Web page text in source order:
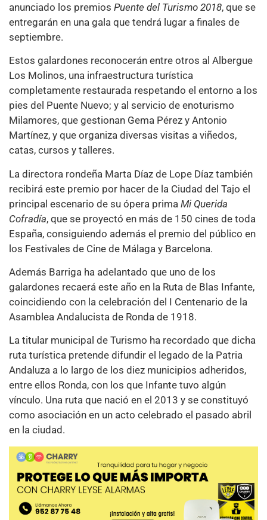
anunciado los premios Puente del Turismo 2018, que se
entregarán en una gala que tendrá lugar a finales de
septiembre.
Estos galardones reconocerán entre otros al Albergue
Los Molinos, una infraestructura turística
completamente restaurada respetando el entorno a los
pies del Puente Nuevo; y al servicio de enoturismo
Milamores, que gestionan Gema Pérez y Antonio
Martínez, y que organiza diversas visitas a viñedos,
catas, cursos y talleres.
La directora rondeña Marta Díaz de Lope Díaz también
recibirá este premio por hacer de la Ciudad del Tajo el
principal escenario de su ópera prima Mi Querida
Cofradía, que se proyectó en más de 150 cines de toda
España, consiguiendo además el premio del público en
los Festivales de Cine de Málaga y Barcelona.
Además Barriga ha adelantado que uno de los
galardones recaerá este año en la Ruta de Blas Infante,
coincidiendo con la celebración del I Centenario de la
Asamblea Andalucista de Ronda de 1918.
La titular municipal de Turismo ha recordado que dicha
ruta turística pretende difundir el legado de la Patria
Andaluza a lo largo de los diez municipios adheridos,
entre ellos Ronda, con los que Infante tuvo algún
vínculo. Una ruta que nació en el 2013 y se constituyó
como asociación en un acto celebrado el pasado abril
en la ciudad.